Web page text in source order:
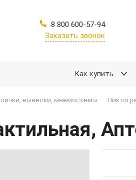
8 800 600-57-94
Заказать звонок
Как купить
вывески, мнемосхемы —